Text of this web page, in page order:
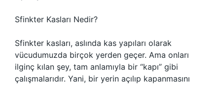
Sfinkter Kasları Nedir?
Sfinkter kasları, aslında kas yapıları olarak
vücudumuzda birçok yerden geçer. Ama onları
ilginç kılan şey, tam anlamıyla bir “kapı” gibi
çalışmalarıdır. Yani, bir yerin açılıp kapanmasını